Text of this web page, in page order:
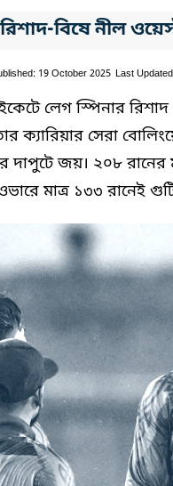
বিষে নীল
19 October 2025 Last
লেগ স্পিনার
ক্যারিয়ার সেরা
দাপুটে জয়। ২০৮
মাত্র ১৩৩ রানেই